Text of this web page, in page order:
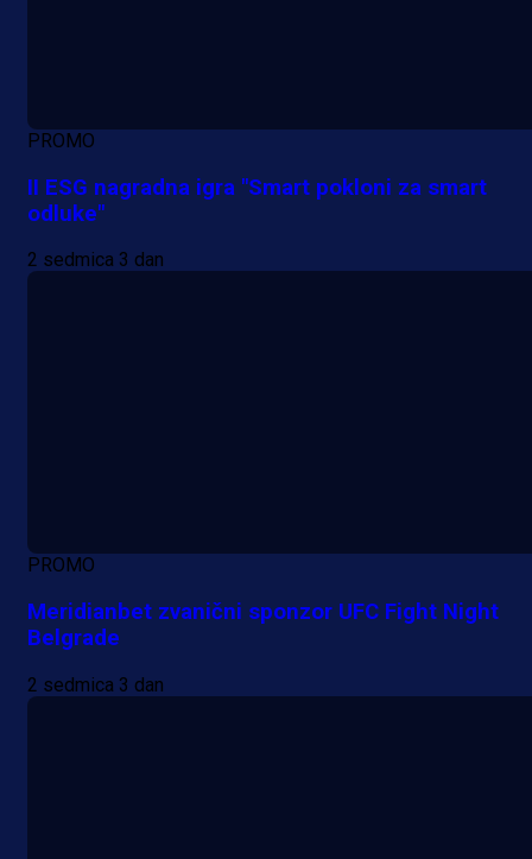
PROMO
II ESG nagradna igra "Smart pokloni za smart
odluke"
2 sedmica 3 dan
PROMO
Meridianbet zvanični sponzor UFC Fight Night
Belgrade
2 sedmica 3 dan